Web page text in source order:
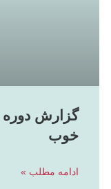
گزارش
خوب
ادامه مطلب »